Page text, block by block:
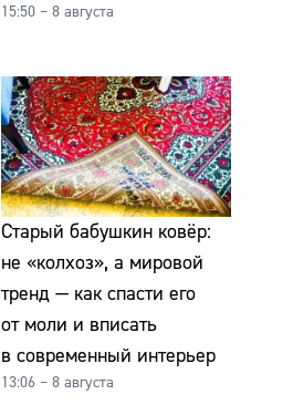
15:50 – 8 августа
Старый бабушкин ковёр:
не «колхоз», а мировой
тренд — как спасти его
от моли и вписать
в современный интерьер
13:06 – 8 августа